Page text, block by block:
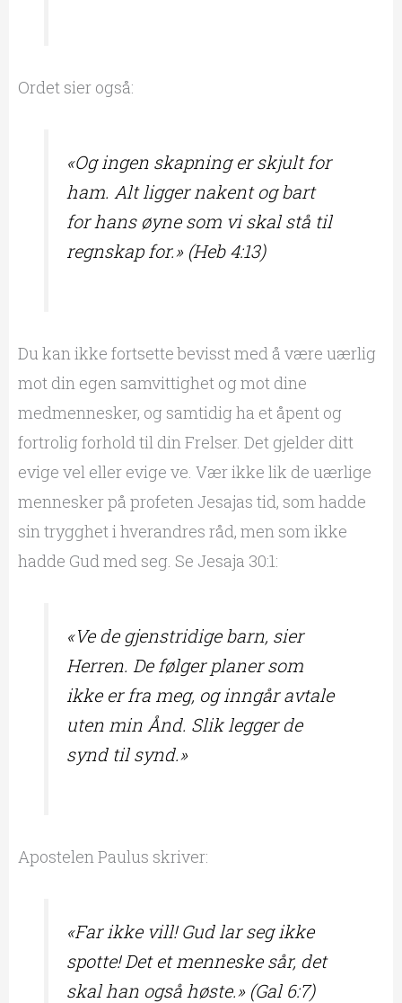
Ordet sier også:
«Og ingen skapning er skjult for
ham. Alt ligger nakent og bart
for hans øyne som vi skal stå til
regnskap for.» (Heb 4:13)
Du kan ikke fortsette bevisst med å være uærlig
mot din egen samvittighet og mot dine
medmennesker, og samtidig ha et åpent og
fortrolig forhold til din Frelser. Det gjelder ditt
evige vel eller evige ve. Vær ikke lik de uærlige
mennesker på profeten Jesajas tid, som hadde
sin trygghet i hverandres råd, men som ikke
hadde Gud med seg. Se Jesaja 30:1:
«Ve de gjenstridige barn, sier
Herren. De følger planer som
ikke er fra meg, og inngår avtale
uten min Ånd. Slik legger de
synd til synd.»
Apostelen Paulus skriver:
«Far ikke vill! Gud lar seg ikke
spotte! Det et menneske sår, det
skal han også høste.» (Gal 6:7)